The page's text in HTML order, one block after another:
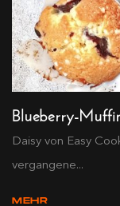
Blueberry-
Daisy von Easy
vergangene...
MEHR